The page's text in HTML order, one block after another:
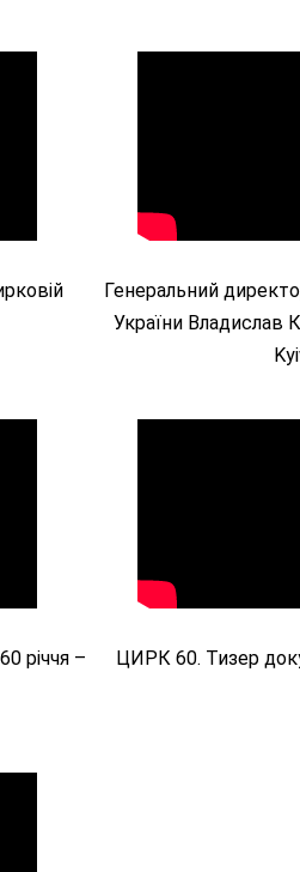
Генеральний
України Владислав
річчя –
ЦИРК 60. Тизер